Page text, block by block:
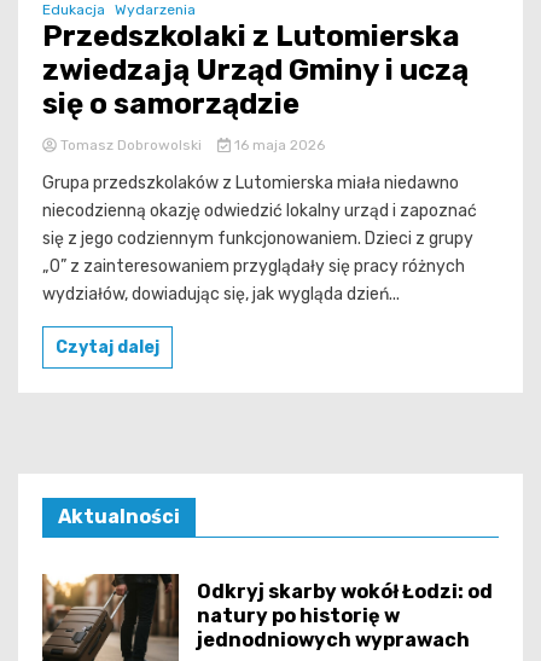
Edukacja Wydarzenia
Przedszkolaki z Lutomierska
zwiedzają Urząd Gminy i uczą
się o samorządzie
Tomasz Dobrowolski 16 maja 2026
Grupa przedszkolaków z Lutomierska miała niedawno
niecodzienną okazję odwiedzić lokalny urząd i zapoznać
się z jego codziennym funkcjonowaniem. Dzieci z grupy
„0” z zainteresowaniem przyglądały się pracy różnych
wydziałów, dowiadując się, jak wygląda dzień...
Czytaj dalej
Aktualności
Odkryj skarby wokół Łodzi: od
natury po historię w
jednodniowych wyprawach